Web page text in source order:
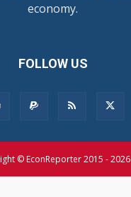
economy.
FOLLOW US
© EconReporter 2015 - 2026